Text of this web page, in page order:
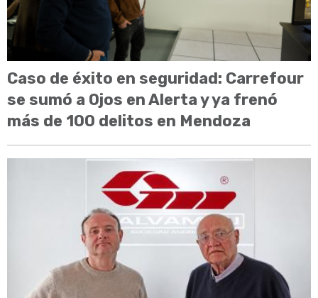
Caso de éxito en seguridad: Carrefour
se sumó a Ojos en Alerta y ya frenó
más de 100 delitos en Mendoza